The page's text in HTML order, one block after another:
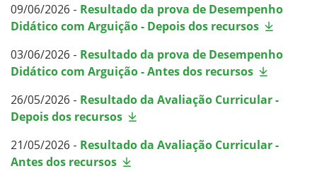
09/06/2026 - Resultado da prova de Desempenho
Didático com Arguição - Depois dos recursos
03/06/2026 - Resultado da prova de Desempenho
Didático com Arguição - Antes dos recursos
26/05/2026 - Resultado da Avaliação Curricular -
Depois dos recursos
21/05/2026 - Resultado da Avaliação Curricular -
Antes dos recursos